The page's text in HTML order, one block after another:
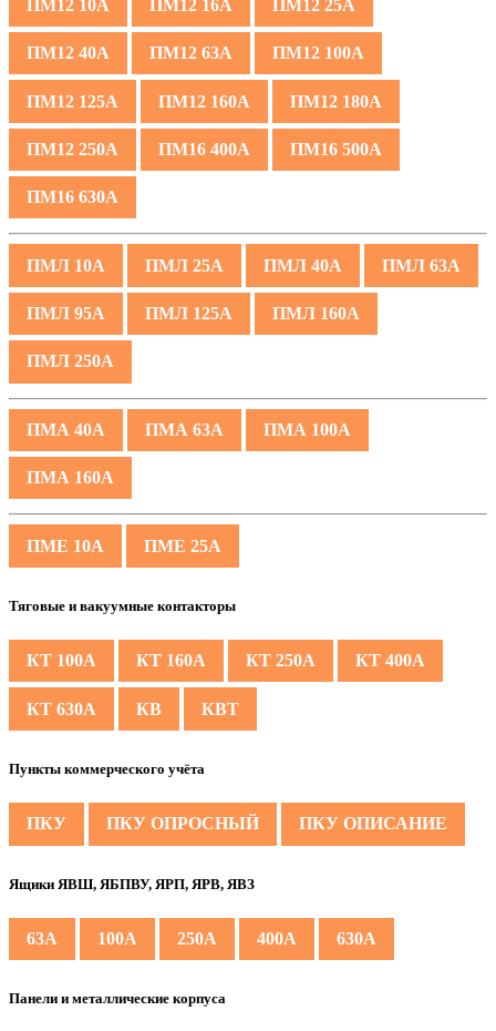
ПМ12 10А ПМ12 16А ПМ12 25А
ПМ12 40А ПМ12 63А ПМ12 100А
ПМ12 125А ПМ12 160А ПМ12 180А
ПМ12 250А ПМ16 400А ПМ16 500А
ПМ16 630А
ПМЛ 10А ПМЛ 25А ПМЛ 40А ПМЛ 63А
ПМЛ 95А ПМЛ 125А ПМЛ 160А
ПМЛ 250А
ПМА 40А ПМА 63А ПМА 100А
ПМА 160А
ПМЕ 10А ПМЕ 25А
Тяговые и вакуумные контакторы
КТ 100А КТ 160А КТ 250А КТ 400А
КТ 630А КВ КВТ
Пункты коммерческого учёта
ПКУ ПКУ ОПРОСНЫЙ ПКУ ОПИСАНИЕ
Ящики ЯВШ, ЯБПВУ, ЯРП, ЯРВ, ЯВЗ
63А 100А 250А 400А 630А
Панели и металлические корпуса